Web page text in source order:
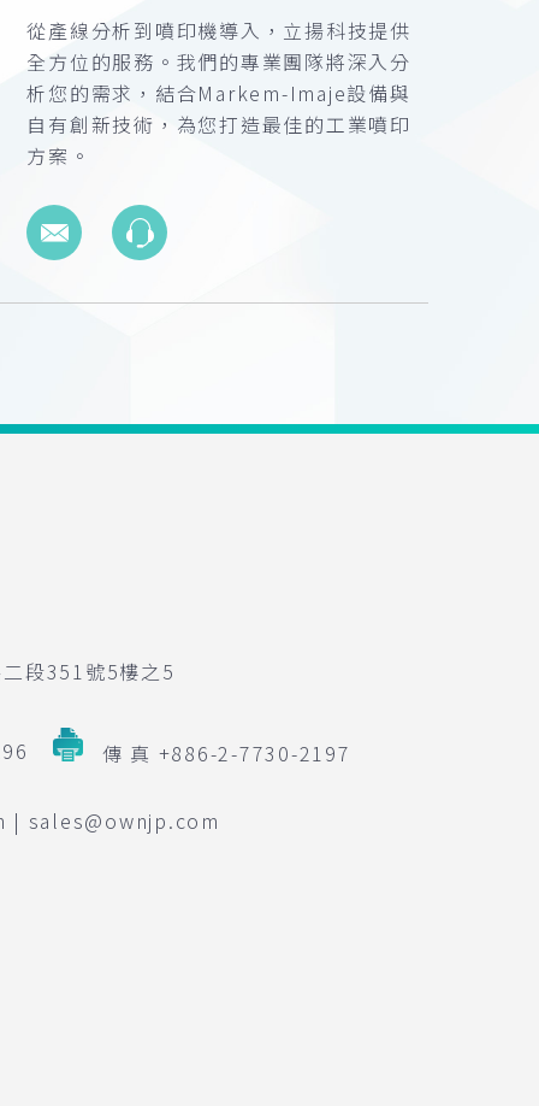
從產線分析到噴印機導入，立揚科技提供
全方位的服務。我們的專業團隊將深入分
析您的需求，結合Markem-Imaje設備與
自有創新技術，為您打造最佳的工業噴印
方案。
段351號5樓之5
傳 真 +886-2-7730-2197
| sales@ownjp.com